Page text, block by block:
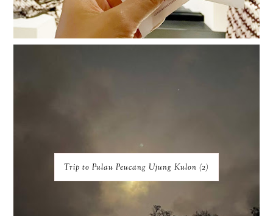
Trip to Pulau Peucang Ujung Kulon (2)